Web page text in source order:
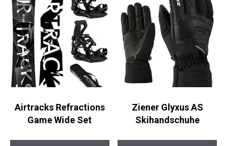
Airtracks Refractions
Game Wide Set
Ziener Glyxus AS
Skihandschuhe